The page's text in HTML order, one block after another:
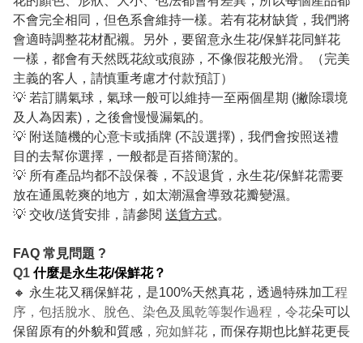
不會完全相同，但色系會維持一樣。若有花材缺貨，我們將
會適時調整花材配襯。另外，要留意永生花/保鮮花同鮮花
一樣，都會有天然既花紋或痕跡，不像假花般光滑。（完美
主義的客人，請慎重考慮才付款預訂）
💡 若訂購氣球，氣球一般可以維持一至兩個星期 (撇除環境
及人為因素)，之後會慢慢漏氣的。
💡 附送隨機的心意卡或插牌 (不設選擇)，我們會按照送禮
目的去幫你選擇，一般都是百搭簡潔的。
💡 所有產品均都不設保養，不設退貨，永生花/保鮮花需要
放在通風乾爽的地方，如太潮濕會導致花瓣變濕。
💡 交收/送貨安排，請參閱 送貨方式。
FAQ 常見問題 ?
Q1 什麼是永生花/保鮮花？
🔸 永生花又稱保鮮花，是100%天然真花，透過特殊加工程
序，包括脫水、脫色、染色及風乾等製作過程，令花朵可以
保留原有的外貌和質感 ，宛如鮮花 ，而保存期也比鮮花更長